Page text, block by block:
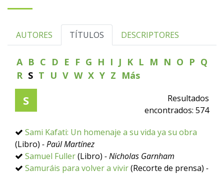
AUTORES TÍTULOS DESCRIPTORES
A B C D E F G H I J K L M N O P Q
R S T U V W X Y Z Más
S
Resultados
encontrados: 574
Sami Kafati: Un homenaje a su vida ya su obra
(Libro) - Paúl Martínez
Samuel Fuller(Libro) - Nicholas Garnham
Samuráis para volver a vivir(Recorte de prensa) -